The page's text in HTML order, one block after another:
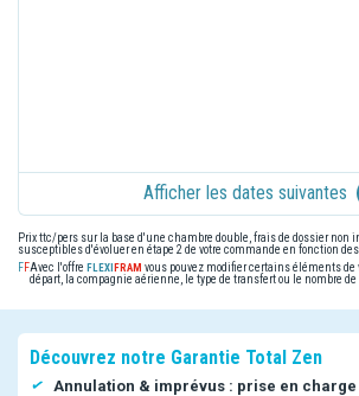
Afficher les dates suivantes
Prix ttc/pers sur la base d'une chambre double, frais de dossier non
susceptibles d'évoluer en étape 2 de votre commande en fonction
Avec l'offre
vous pouvez modifier certains éléments de
départ, la compagnie aérienne, le type de transfert ou le nombre de
Découvrez notre Garantie Total Zen
Annulation & imprévus : prise en